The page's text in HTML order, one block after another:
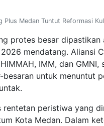
Plus Medan Tuntut Reformasi
protes besar
mendatang. Aliansi
IMM, dan
untuk menuntut
peristiwa yang
Kota Medan. Dalam